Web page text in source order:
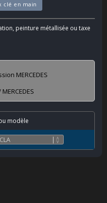
clé en main
peinture métallisée ou taxe
MERCEDES
modèle